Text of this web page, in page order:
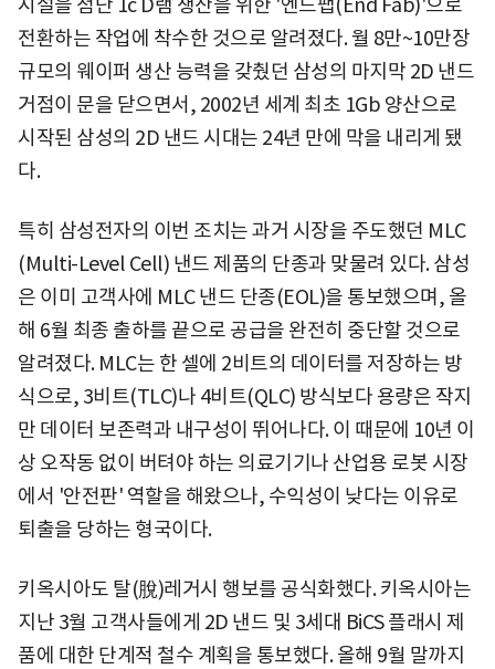
전환하는 작업에 착수한 것으로 알려졌다. 월 8만~10만장
규모의 웨이퍼 생산 능력을 갖췄던 삼성의 마지막 2D 낸드
거점이 문을 닫으면서, 2002년 세계 최초 1Gb 양산으로
시작된 삼성의 2D 낸드 시대는 24년 만에 막을 내리게 됐
다.
특히 삼성전자의 이번 조치는 과거 시장을 주도했던 MLC
(Multi-Level Cell) 낸드 제품의 단종과 맞물려 있다. 삼성
은 이미 고객사에 MLC 낸드 단종(EOL)을 통보했으며, 올
해 6월 최종 출하를 끝으로 공급을 완전히 중단할 것으로
알려졌다. MLC는 한 셀에 2비트의 데이터를 저장하는 방
식으로, 3비트(TLC)나 4비트(QLC) 방식보다 용량은 작지
만 데이터 보존력과 내구성이 뛰어나다. 이 때문에 10년 이
상 오작동 없이 버텨야 하는 의료기기나 산업용 로봇 시장
에서 '안전판' 역할을 해왔으나, 수익성이 낮다는 이유로
퇴출을 당하는 형국이다.
키옥시아도 탈(脫)레거시 행보를 공식화했다. 키옥시아는
지난 3월 고객사들에게 2D 낸드 및 3세대 BiCS 플래시 제
품에 대한 단계적 철수 계획을 통보했다. 올해 9월 말까지